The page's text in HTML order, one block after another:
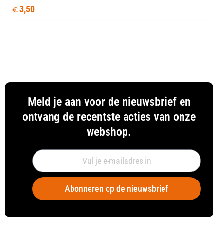
€ 3,50
Meld je aan voor de nieuwsbrief en
ontvang de recentste acties van onze
webshop.
Abonneren op de nieuwsbrief